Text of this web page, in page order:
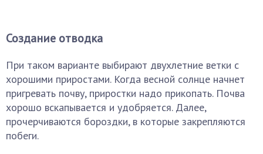
Создание отводка
При таком варианте выбирают двухлетние ветки с
хорошими приростами. Когда весной солнце начнет
пригревать почву, приростки надо прикопать. Почва
хорошо вскапывается и удобряется. Далее,
прочерчиваются бороздки, в которые закрепляются
побеги.